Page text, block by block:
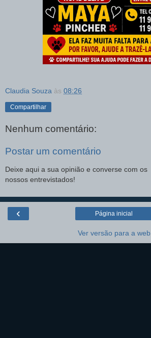
Claudia Souza às 08:26
Compartilhar
Nenhum comentário:
Postar um comentário
Deixe aqui a sua opinião e converse com os
nossos entrevistados!
‹ Página inicial
Ver versão para a web